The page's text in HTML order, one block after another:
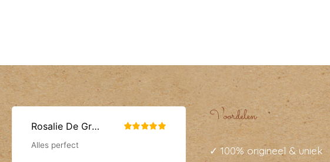
Voordelen
✓ 100% origineel & uniek